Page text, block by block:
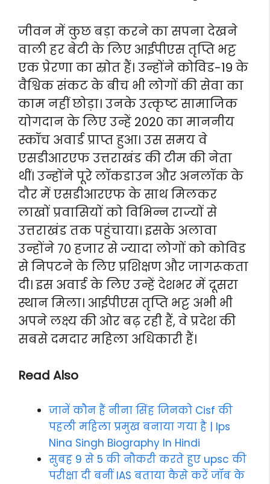
जीवन में कुछ बड़ा करने का सपना देखने
वाली हर बेटी के लिए आईपीएस तृप्ति भट्ट
एक प्रेरणा का स्रोत हैं। उन्होंने कोविड-19 के
वैश्विक संकट के बीच भी लोगों की सेवा का
काम नहीं छोड़ा। उनके उत्कृष्ट सामाजिक
योगदान के लिए उन्हें 2020 का माननीय
स्कॉच अवार्ड प्राप्त हुआ। उस समय वे
एसडीआरएफ उत्तराखंड की टीम की नेता
थीं। उन्होंने पूरे लॉकडाउन और अनलॉक के
दौर में एसडीआरएफ के साथ मिलकर
लाखों प्रवासियों को विभिन्न राज्यों से
उत्तराखंड तक पहुंचाया। इसके अलावा
उन्होंने 70 हजार से ज्यादा लोगों को कोविड
से निपटने के लिए प्रशिक्षण और जागरूकता
दी। इस अवार्ड के लिए उन्हें देशभर में दूसरा
स्थान मिला। आईपीएस तृप्ति भट्ट अभी भी
अपने लक्ष्य की ओर बढ़ रही हैं, वे प्रदेश की
सबसे दमदार महिला अधिकारी हैं।
Read Also
जानें कौन हैं नीना सिंह जिनको Cisf की
पहली महिला प्रमुख बनाया गया है | Ips
Nina Singh Biography In Hindi
सुबह 9 से 5 की नौकरी करते हुए upsc की
परीक्षा दी बनीं IAS बताया कैसे करें जॉब के